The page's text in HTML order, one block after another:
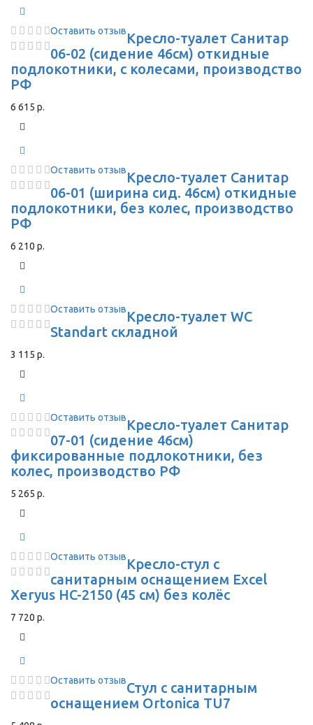
Оставить отзывКресло-туалет Санитар
06-02 (сидение 46см) откидные
подлокотники, с колесами, производство
РФ
6 615 р.
Оставить отзывКресло-туалет Санитар
06-01 (ширина сид. 46см) откидные
подлокотники, без колес, производство
РФ
6 210 р.
Оставить отзывКресло-туалет WC
Standart складной
3 115 р.
Оставить отзывКресло-туалет Санитар
07-01 (сидение 46см)
фиксированные подлокотники, без
колес, производство РФ
5 265 р.
Оставить отзывКресло-стул с
санитарным оснащением Excel
Xeryus HC-2150 (45 см) без колёс
7 720 р.
Оставить отзывСтул с санитарным
оснащением Ortonica TU7